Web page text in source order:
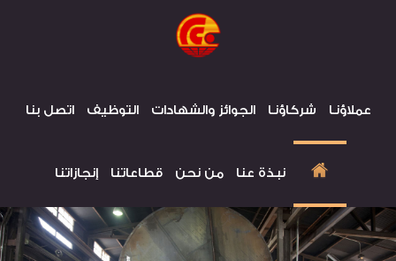
اتصل بنا التوظيف الجوائز والشهادات شركاؤنـا عملاؤنـا
إنجازاتنا قطاعاتنا من نحن نبذة عنا